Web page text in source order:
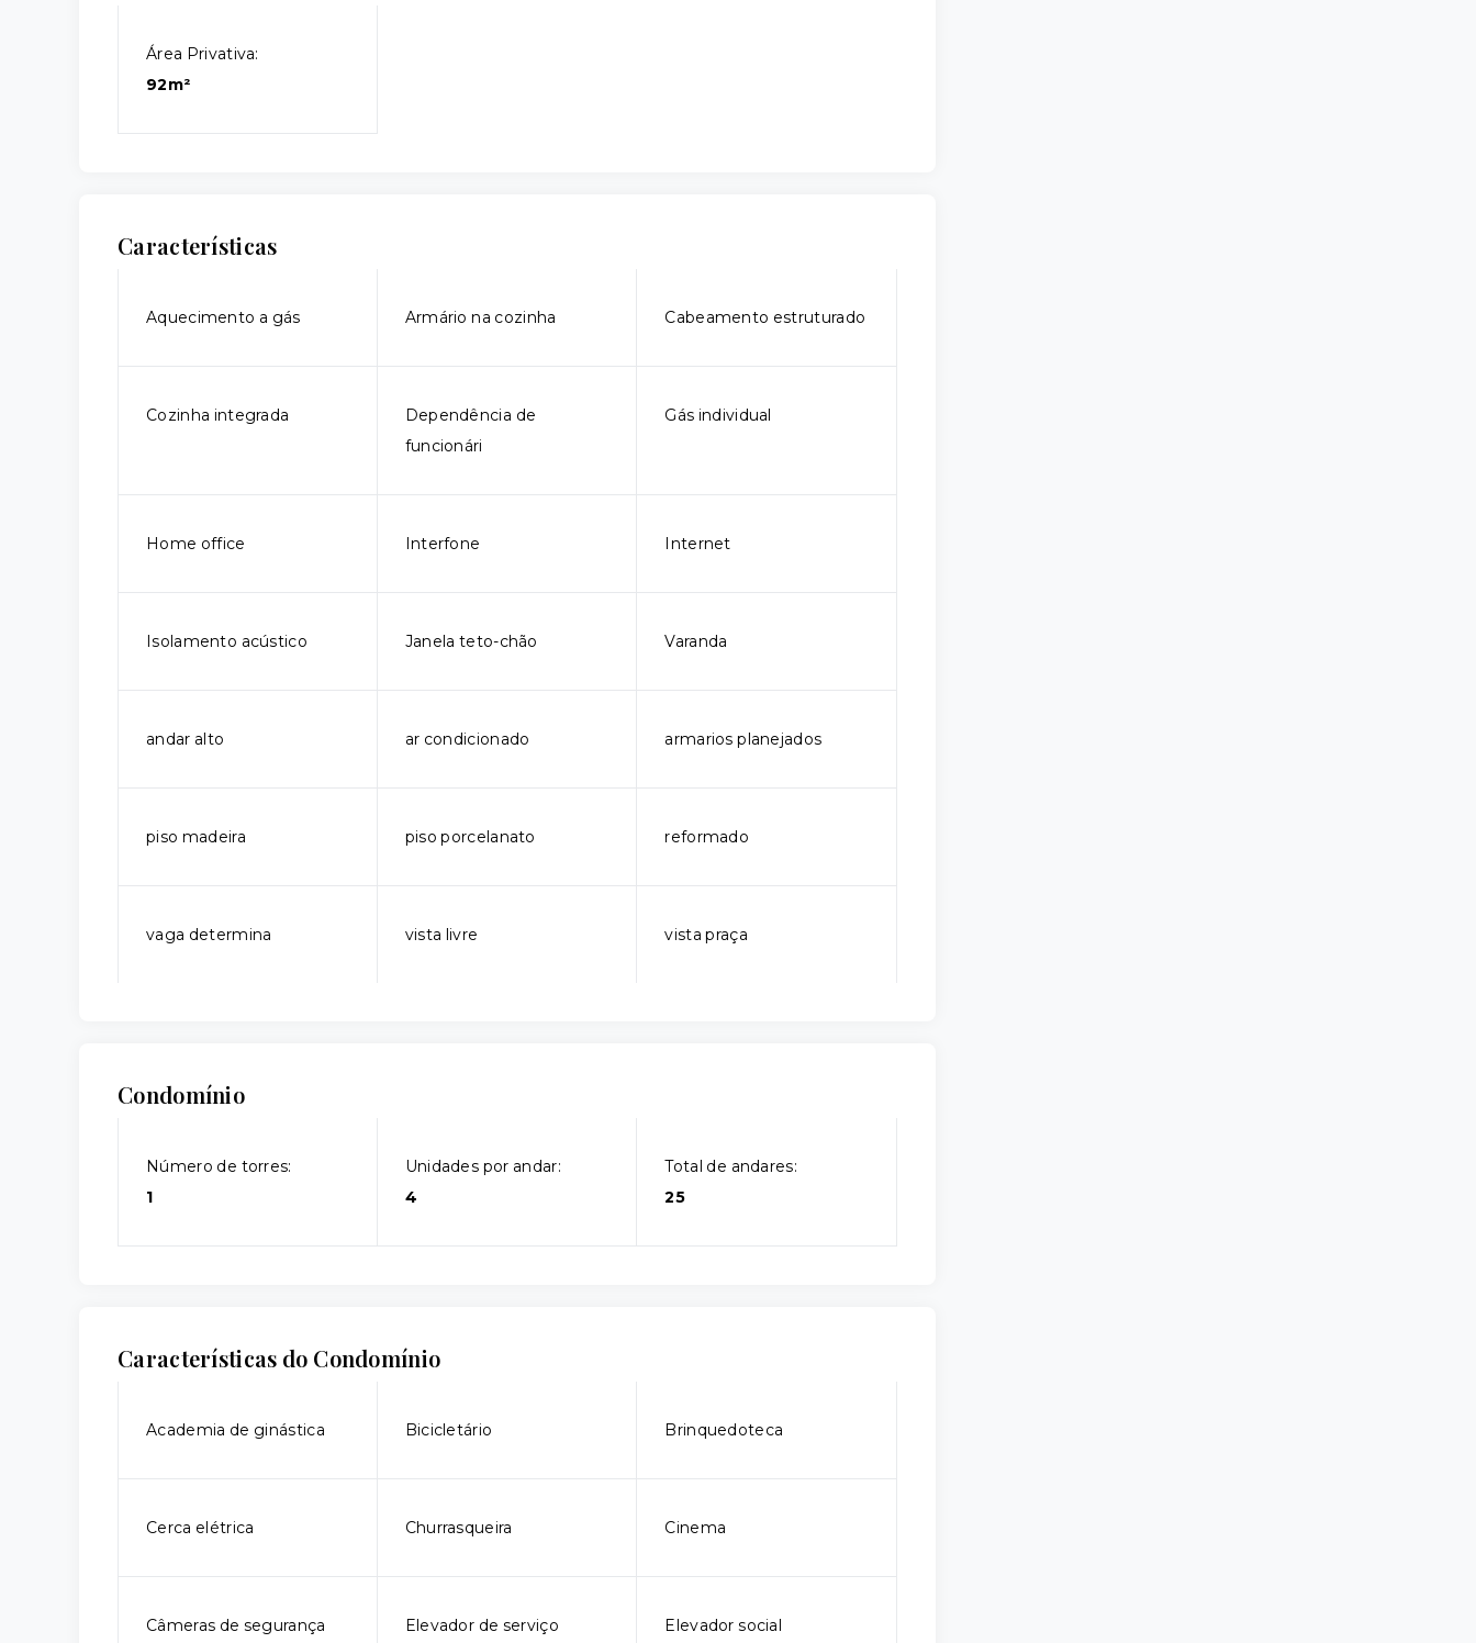
Área Privativa:
92m²
Características
Aquecimento a gás Armário na cozinha Cabeamento estruturado
Cozinha integrada
Dependência de
funcionári
Gás individual
Home office Interfone Internet
Isolamento acústico Janela teto-chão Varanda
andar alto ar condicionado armarios planejados
piso madeira piso porcelanato reformado
vaga determina vista livre vista praça
Condomínio
Número de torres:
1
Unidades por andar:
4
Total de andares:
25
Características do Condomínio
Academia de ginástica Bicicletário Brinquedoteca
Cerca elétrica Churrasqueira Cinema
Câmeras de segurança Elevador de serviço Elevador social